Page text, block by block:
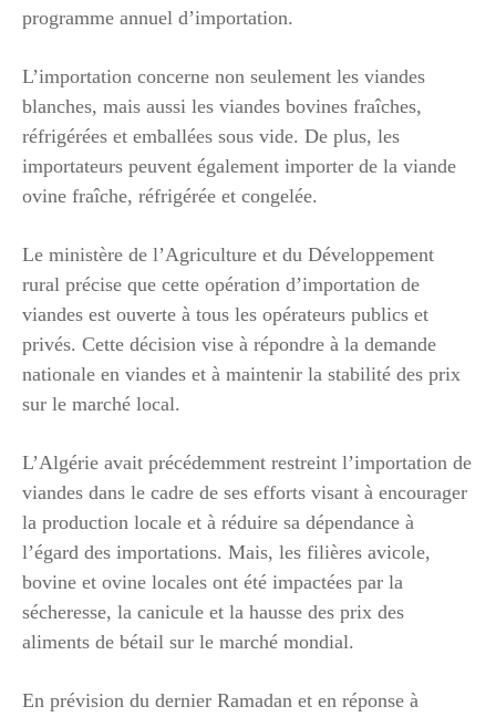
programme annuel d’importation.
L’importation concerne non seulement les viandes
blanches, mais aussi les viandes bovines fraîches,
réfrigérées et emballées sous vide. De plus, les
importateurs peuvent également importer de la viande
ovine fraîche, réfrigérée et congelée.
Le ministère de l’Agriculture et du Développement
rural précise que cette opération d’importation de
viandes est ouverte à tous les opérateurs publics et
privés. Cette décision vise à répondre à la demande
nationale en viandes et à maintenir la stabilité des prix
sur le marché local.
L’Algérie avait précédemment restreint l’importation de
viandes dans le cadre de ses efforts visant à encourager
la production locale et à réduire sa dépendance à
l’égard des importations. Mais, les filières avicole,
bovine et ovine locales ont été impactées par la
sécheresse, la canicule et la hausse des prix des
aliments de bétail sur le marché mondial.
En prévision du dernier Ramadan et en réponse à